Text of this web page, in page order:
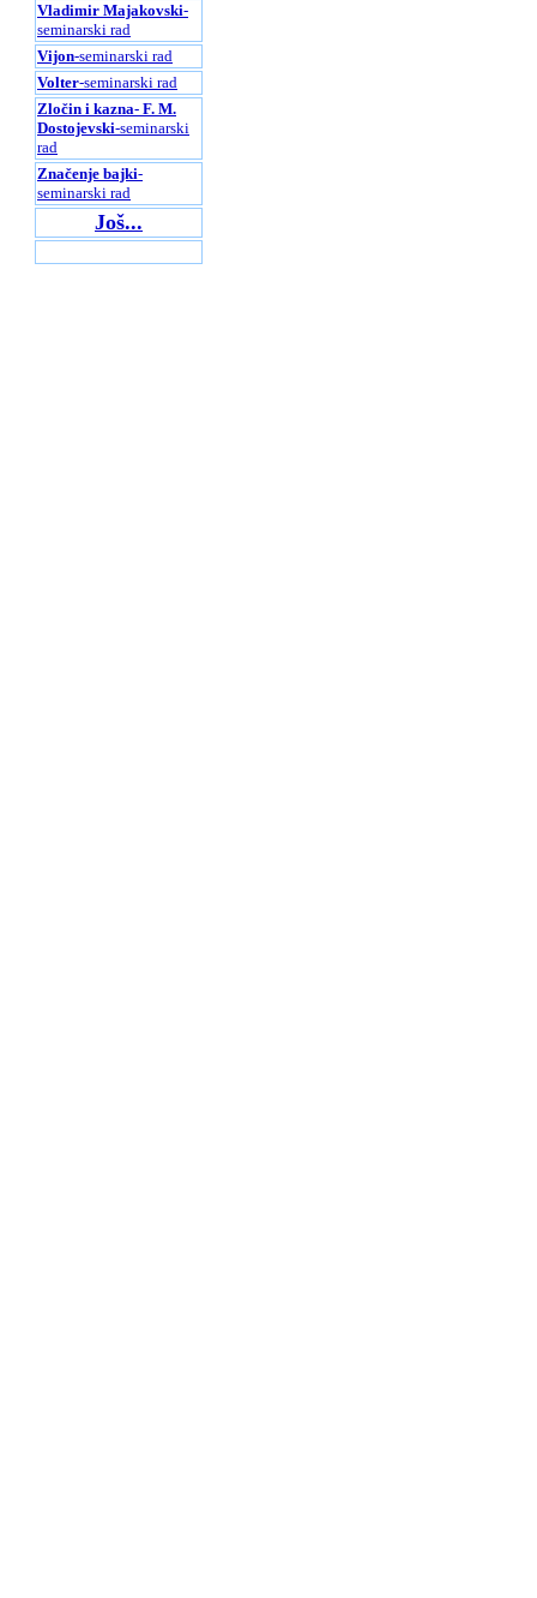
Vladimir Majakovski-
seminarski rad
Vijon-seminarski rad
Volter-seminarski rad
Zločin i kazna- F. M.
Dostojevski-seminarski
rad
Značenje bajki-
seminarski rad
Još...